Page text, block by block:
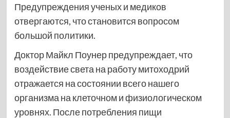
Предупреждения ученых и медиков
отвергаются, что становится вопросом
большой политики.
Доктор Майкл Поунер предупреждает, что
воздействие света на работу митоходрий
отражается на состоянии всего нашего
организма на клеточном и физиологическом
уровнях. После потребления пищи